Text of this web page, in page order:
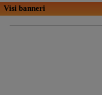
Visi banneri